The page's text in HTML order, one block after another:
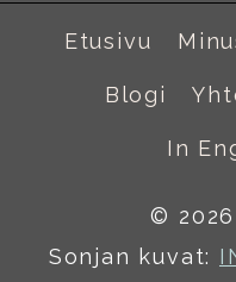
Etusivu
Blogi
In
©
Sonjan kuvat: